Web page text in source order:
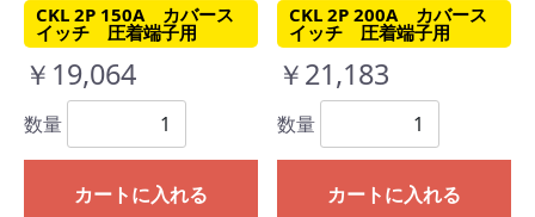
CKL 2P 150A カバース
イッチ 圧着端子用
￥19,064
数量
カートに入れる
CKL 2P 200A カバース
イッチ 圧着端子用
￥21,183
数量
カートに入れる